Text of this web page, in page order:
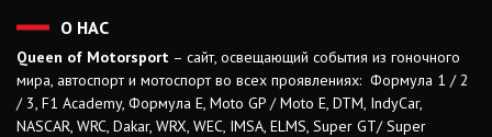
О НАС
Queen of Motorsport – сайт, освещающий события из гоночного
мира, автоспорт и мотоспорт во всех проявлениях: Формула 1 / 2
/ 3, F1 Academy, Формула Е, Moto GP / Moto E, DTM, IndyCar,
NASCAR, WRC, Dakar, WRX, WEC, IMSA, ELMS, Super GT/ Super